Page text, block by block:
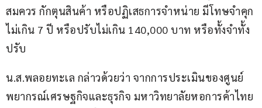
สมควร กักตุนสินค้า หรือปฏิเสธการจำหน่าย มีโทษจำคุก
ไม่เกิน 7 ปี หรือปรับไม่เกิน 140,000 บาท หรือทั้งจำทั้ง
ปรับ
น.ส.พลอยทะเล กล่าวด้วยว่า จากการประเมินของศูนย์
พยากรณ์เศรษฐกิจและธุรกิจ มหาวิทยาลัยหอการค้าไทย